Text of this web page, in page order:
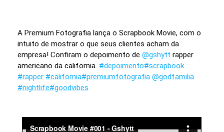
A Premium Fotografia lança o Scrapbook Movie, com o
intuito de mostrar o que seus clientes acham da
empresa! Confiram o depoimento de @gshytt rapper
americano da california. #depoimento#scrapbook
#rapper #california#premiumfotografia @godfamilia
#nightlife#goodvibes